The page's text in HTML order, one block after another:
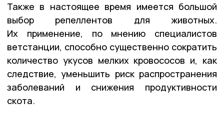
Также в настоящее время имеется большой
выбор репеллентов для животных.
Их применение, по мнению специалистов
ветстанции, способно существенно сократить
количество укусов мелких кровососов и, как
следствие, уменьшить риск распространения
заболеваний и снижения продуктивности
скота.